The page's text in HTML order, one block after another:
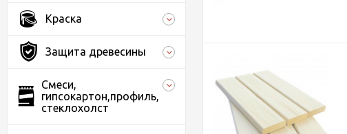
Краска
Защита древесины
Смеси,
гипсокартон,профиль,
стеклохолст